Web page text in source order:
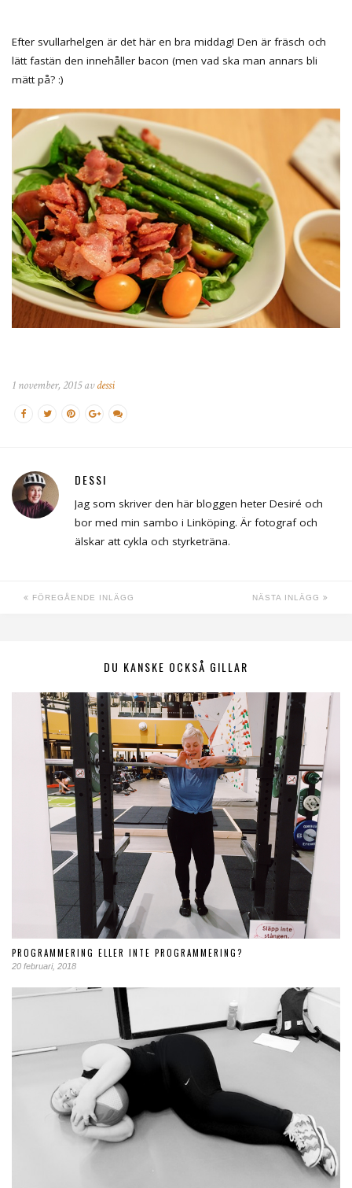
Efter svullarhelgen är det här en bra middag! Den är fräsch och
lätt fastän den innehåller bacon (men vad ska man annars bli
mätt på? :)
1 november, 2015 avdessi
DESSI
Jag som skriver den här bloggen heter Desiré och
bor med min sambo i Linköping. Är fotograf och
älskar att cykla och styrketräna.
FÖREGÅENDE INLÄGG NÄSTA INLÄGG
DU KANSKE OCKSÅ GILLAR
PROGRAMMERING ELLER INTE PROGRAMMERING?
20 februari, 2018